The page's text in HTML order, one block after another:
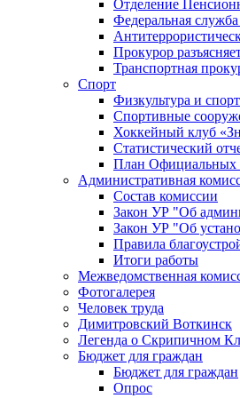
Отделение
Федеральная
Прокурор
Транспортная
Спорт
Физкультура и спорт
Спортивные
Хоккейный клуб
Статистический
План Официальных
Административная
Состав комиссии
Закон УР "Об
Закон УР "Об
Правила
Итоги работы
Межведомственная
Фотогалерея
Человек труда
Димитровский Воткинск
Легенда о Скрипичном
Бюджет для граждан
Бюджет для граждан
Опрос